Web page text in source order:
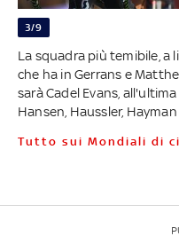
3/9
La squadra più temibile, a
che ha in Gerrans e
sarà Cadel Evans,
Hansen, Haussler,
Tutto sui Mondiali di